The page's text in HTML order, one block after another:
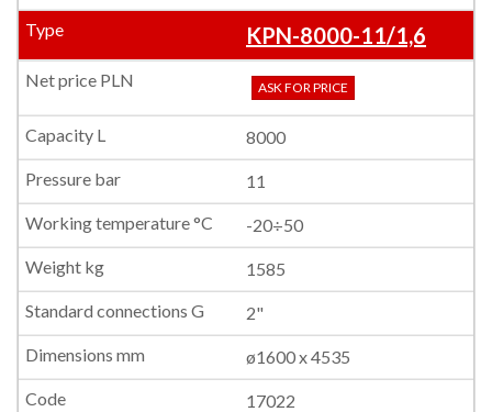
KPN-8000-11/1,6
ASK FOR PRICE
8000
11
-20÷50
1585
2"
ø1600 x 4535
17022